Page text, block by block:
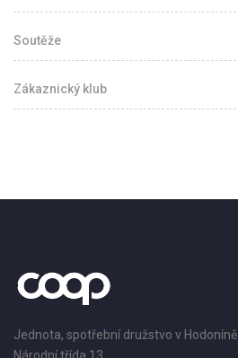
Soutěže
Zákaznický klub
Jednota, spotřební družstvo v Hodoníně